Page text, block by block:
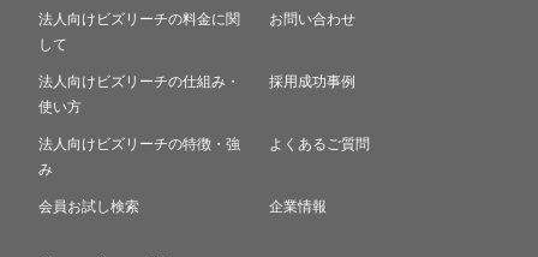
法人向けビズリーチの料金に関
して
法人向けビズリーチの仕組み・
使い方
法人向けビズリーチの特徴・強
み
会員お試し検索
お問い合わせ
採用成功事例
よくあるご質問
企業情報